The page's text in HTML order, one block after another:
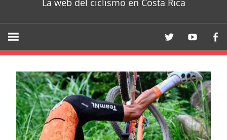
La web del ciclismo en Costa Rica